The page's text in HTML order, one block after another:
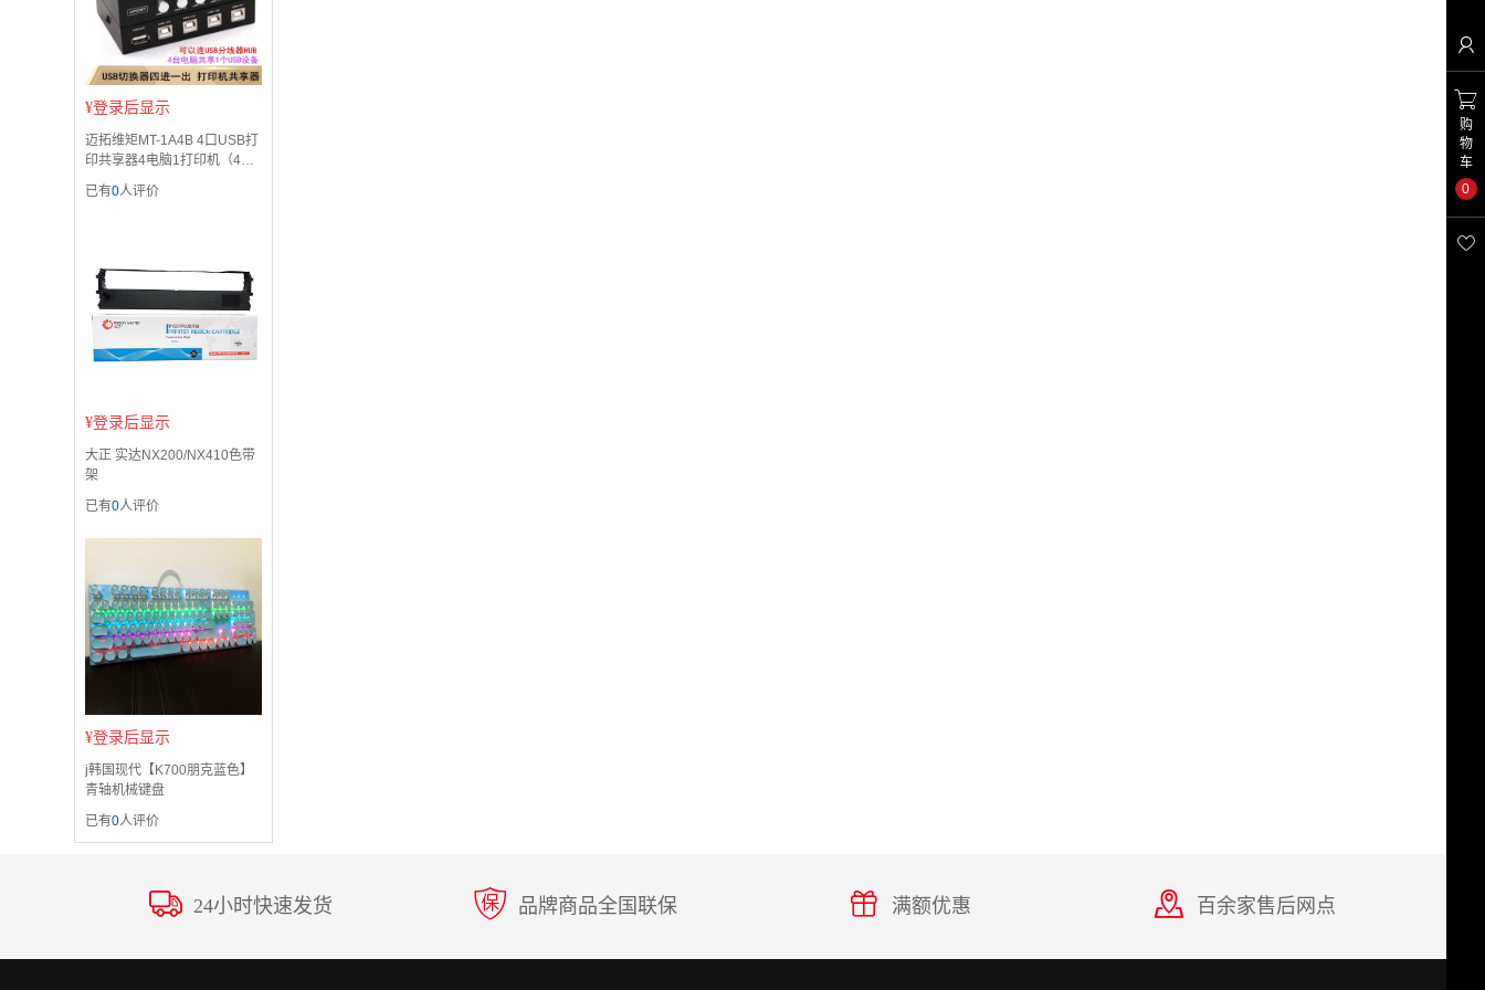
¥登录后显示
迈拓维矩MT-1A4B 4口USB打
印共享器4电脑1打印机（4进1
出）USB切换器
已有0人评价
¥登录后显示
大正 实达NX200/NX410色带
架
已有0人评价
¥登录后显示
j韩国现代【K700朋克蓝色】
青轴机械键盘
已有0人评价
24小时快速发货 品牌商品全国联保 满额优惠 百余家售后网点


购
物
车
0
